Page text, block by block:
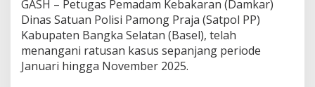
GASH – Petugas Pemadam Kebakaran (Damkar)
Dinas Satuan Polisi Pamong Praja (Satpol PP)
Kabupaten Bangka Selatan (Basel), telah
menangani ratusan kasus sepanjang periode
Januari hingga November 2025.